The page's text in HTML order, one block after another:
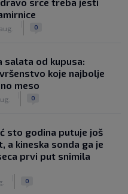
0
salata od kupusa:
koje najbolje
meso
0
sto godina putuje još
a kineska sonda ga je
prvi put snimila
0